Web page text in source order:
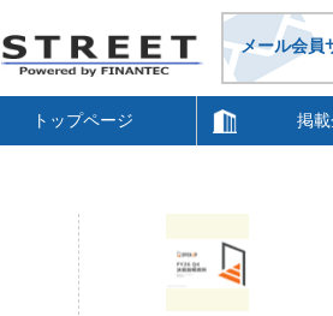
メール会員
トップページ 掲